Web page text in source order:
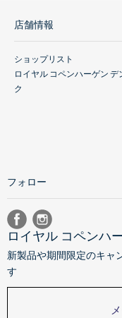
店舗情報
ショップリスト
ロイヤル コペンハーゲン デ
ク
フォロー
ロイヤル コペンハ
新製品や期間限定のキャ
す